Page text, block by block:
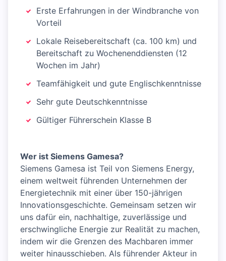
Erste Erfahrungen in der Windbranche von
Vorteil
Lokale Reisebereitschaft (ca. 100 km) und
Bereitschaft zu Wochenenddiensten (12
Wochen im Jahr)
Teamfähigkeit und gute Englischkenntnisse
Sehr gute Deutschkenntnisse
Gültiger Führerschein Klasse B
Wer ist Siemens Gamesa?
Siemens Gamesa ist Teil von Siemens Energy,
einem weltweit führenden Unternehmen der
Energietechnik mit einer über 150-jährigen
Innovationsgeschichte. Gemeinsam setzen wir
uns dafür ein, nachhaltige, zuverlässige und
erschwingliche Energie zur Realität zu machen,
indem wir die Grenzen des Machbaren immer
weiter hinausschieben. Als führender Akteur in